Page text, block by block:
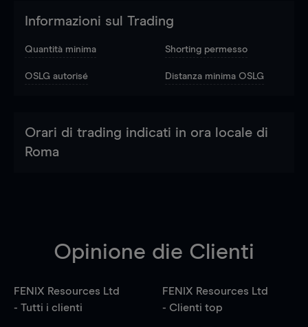
Informazioni sul Trading
Quantità minima Shorting permesso
OSLG autorisé Distanza minima OSLG
Orari di trading indicati in ora locale di
Roma
Opinione die Clienti
FENIX Resources Ltd
- Tutti i clienti
FENIX Resources Ltd
- Clienti top